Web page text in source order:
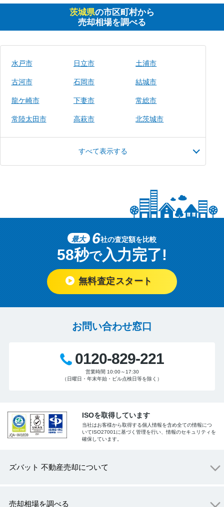
茨城県の市区町村から
売却相場を調べる
水戸市 日立市 土浦市
古河市 石岡市 結城市
龍ケ崎市 下妻市 常総市
常陸太田市 高萩市 北茨城市
すべて表示する
最大 6社の査定額を比較
58秒で入力完了!
無料査定スタート
お問い合わせ窓口
0120-829-221
営業時間 10:00～17:30
（日曜日・年末年始・ビル点検日等を除く）
ISOを取得しています
当社はお客様から取得する個人情報を含め全ての情報につ
いてISO27001に基づく管理を行い、情報のセキュリティを
確保しています。
ズバット 不動産売却について
売却相場を調べる